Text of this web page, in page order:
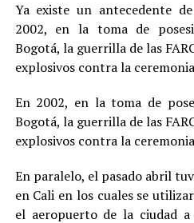
Ya existe un antecedente
2002, en la toma de
Bogotá, la guerrilla de las
explosivos contra la
En 2002, en la toma de
Bogotá, la guerrilla de las
explosivos contra la ceremonia
En paralelo, el pasado abril
en Cali en los cuales se
el aeropuerto de la ciudad a